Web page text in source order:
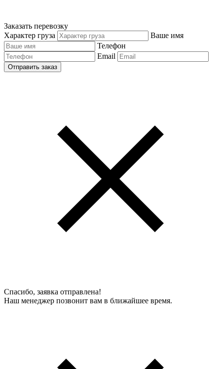
Заказать перевозку
Характер груза
Ваше имя
Телефон
Email
Спасибо, заявка отправлена!
Наш менеджер позвонит вам в ближайшее время.